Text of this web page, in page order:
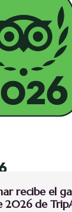
recibe el
2026 de